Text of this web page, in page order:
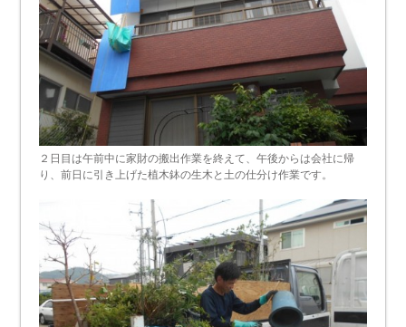
２日目は午前中に家財の搬出作業を終えて、午後からは会社に帰
り、前日に引き上げた植木鉢の生木と土の仕分け作業です。